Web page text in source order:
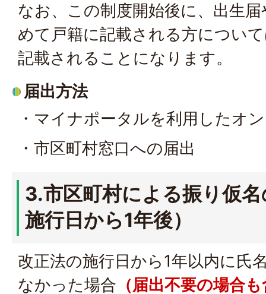
なお、この制度開始後に、出生
めて戸籍に記載される方につい
記載されることになります。
届出方法
・マイナポータルを利用したオ
・市区町村窓口への届出
3.市区町村による振り仮
施行日から1年後）
改正法の施行日から1年以内に氏
なかった場合 （届出不要の場合